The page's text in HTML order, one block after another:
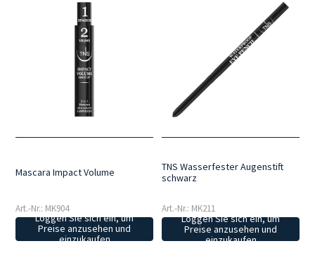
Mascara Impact Volume
Art.-Nr.: MK904
Loggen Sie sich ein, um
Preise anzusehen und
einzukaufen
TNS Wasserfester Augenstift
schwarz
Art.-Nr.: MK211
Loggen Sie sich ein, um
Preise anzusehen und
einzukaufen